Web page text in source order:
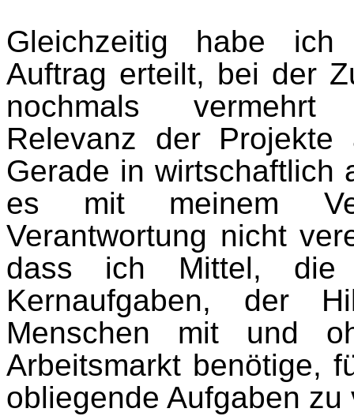
Gleichzeitig habe ich
Auftrag erteilt, bei der
nochmals vermehrt
Relevanz der Projekte
Gerade in wirtschaftlich
es mit meinem
Verantwortung nicht
dass ich Mittel, die
Kernaufgaben, der
Menschen mit und
Arbeitsmarkt benötige,
obliegende Aufgaben zu